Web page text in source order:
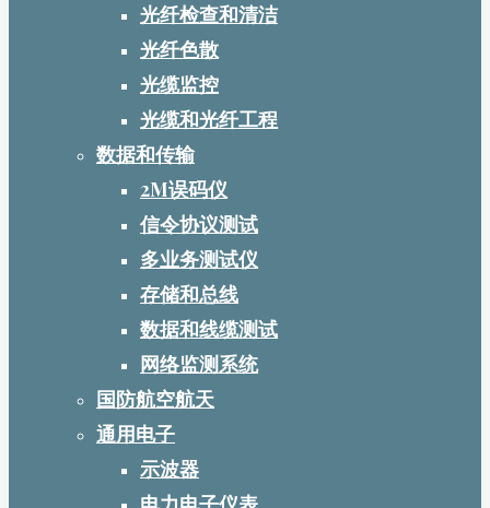
光纤检查和清洁
光纤色散
光缆监控
光缆和光纤工程
数据和传输
2M误码仪
信令协议测试
多业务测试仪
存储和总线
数据和线缆测试
网络监测系统
国防航空航天
通用电子
示波器